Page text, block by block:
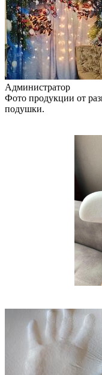
Администратор
Фото продукции от
подушки.